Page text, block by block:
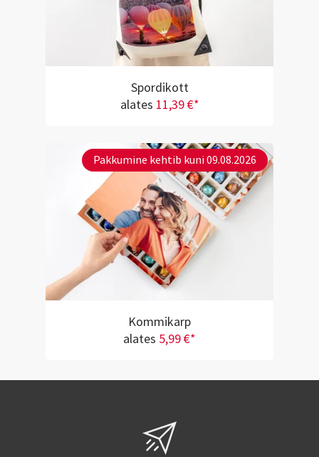
Spordikott
alates 11,39 €*
Pakkumine kehtib kuni 09.08.2026
Kommikarp
alates 5,99 €*